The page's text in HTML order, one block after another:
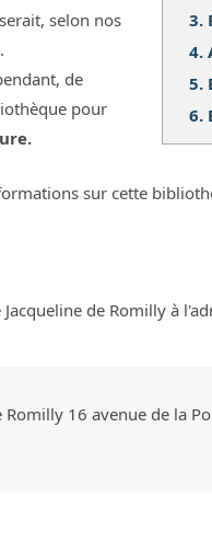
3.
4.
5.
6.
selon nos
de
pour
sur cette
de Romilly à
Romilly 16 avenue de la